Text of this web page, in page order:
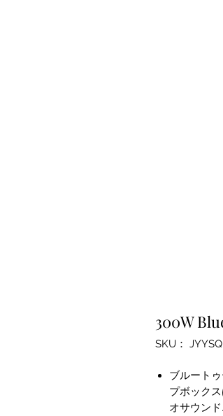
300W
SKU：
ブルート
プボック
オサウン